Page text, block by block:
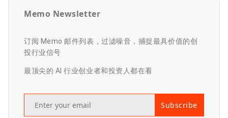
Memo Newsletter
订阅 Memo 邮件列表，过滤噪音，捕捉最具价值的创
投行业信号
最顶尖的 AI 行业创业者和投资人都在看
Subscribe